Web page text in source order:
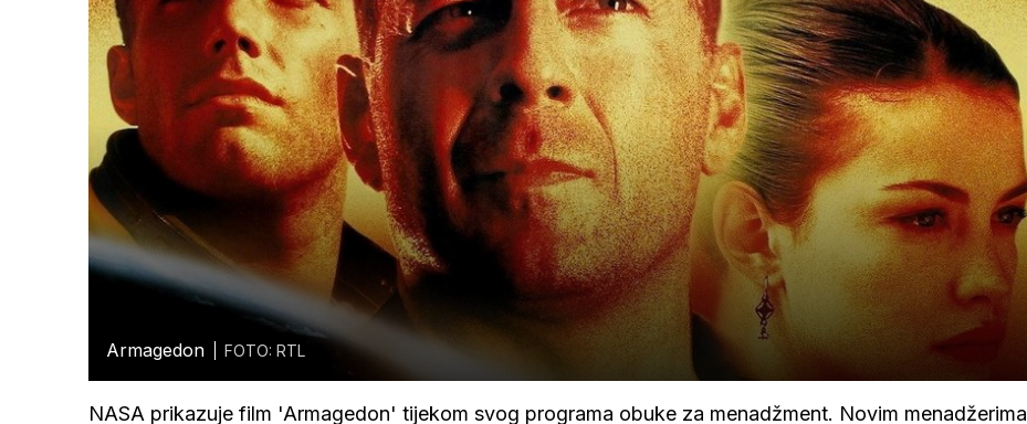
Armagedon FOTO: RTL
NASA prikazuje film 'Armagedon' tijekom svog programa obuke za menadžment. Novim menadžerima